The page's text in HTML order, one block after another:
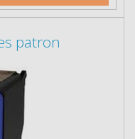
patron